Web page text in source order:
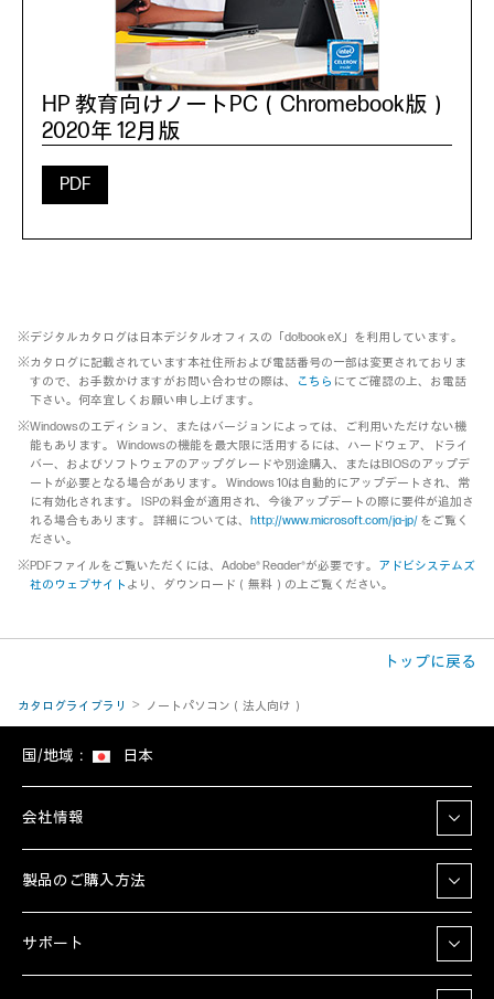
HP 教育向けノートPC（Chromebook版）
2020年 12月版
PDF
※デジタルカタログは日本デジタルオフィスの「do!book eX」を利用しています。
※カタログに記載されています本社住所および電話番号の一部は変更されておりま
すので、お手数かけますがお問い合わせの際は、
こちら にてご確認の上、お電話
下さい。何卒宜しくお願い申し上げます。
※Windowsのエディション、またはバージョンによっては、ご利用いただけない機
能もあります。 Windowsの機能を最大限に活用するには、ハードウェア、ドライ
バー、およびソフトウェアのアップグレードや別途購入、またはBIOSのアップデ
ートが必要となる場合があります。 Windows 10は自動的にアップデートされ、常
に有効化されます。 ISPの料金が適用され、今後アップデートの際に要件が追加さ
れる場合もあります。 詳細については、 http://www.microsoft.com/ja-jp/ をご覧く
ださい。
※PDFファイルをご覧いただくには、Adobe® Reader®が必要です。 アドビシステムズ
社のウェブサイト より、ダウンロード（無料）の上ご覧ください。
トップに戻る
カタログライブラリ ノートパソコン（法人向け）
国/地域： 日本
会社情報
製品のご購入方法
サポート